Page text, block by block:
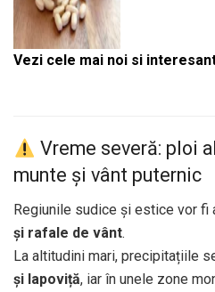
Vezi cele mai noi si
Vreme severă: ploi
munte și vânt puternic
Regiunile sudice și estice vor fi
și rafale de vânt.
La altitudini mari, precipitațiile
și lapoviță, iar în unele zone